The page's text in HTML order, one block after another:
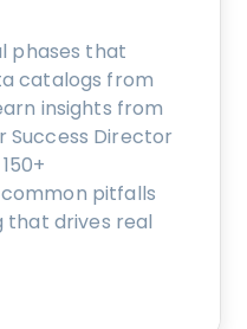
phases that
catalogs from
insights from
Success Director
pitfalls
that drives real